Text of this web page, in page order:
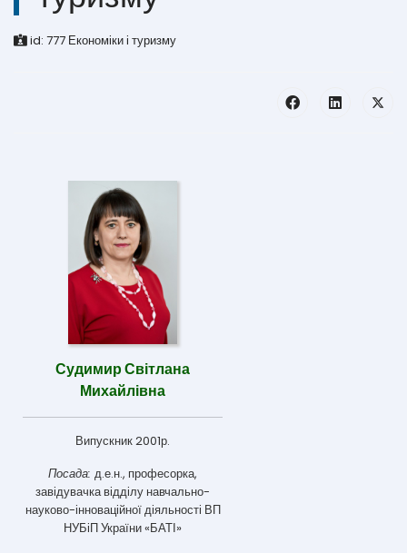
id: 777 Економіки і туризму
Судимир Світлана
Михайлівна
Випускник 2001р.
Посада: д.е.н., професорка,
завідувачка відділу навчально-
науково-інноваційної діяльності ВП
НУБіП України «БАТІ»